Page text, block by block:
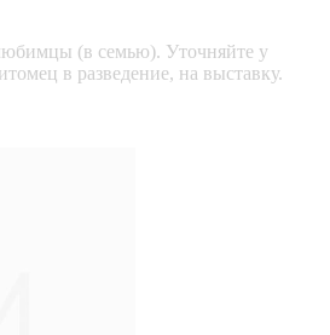
(в семью). Уточняйте у
в разведение, на выставку.